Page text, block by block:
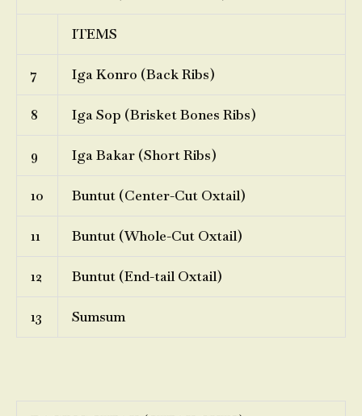
ITEMS
7 Iga Konro (Back Ribs)
8 Iga Sop (Brisket Bones Ribs)
9 Iga Bakar (Short Ribs)
10 Buntut (Center-Cut Oxtail)
11 Buntut (Whole-Cut Oxtail)
12 Buntut (End-tail Oxtail)
13 Sumsum